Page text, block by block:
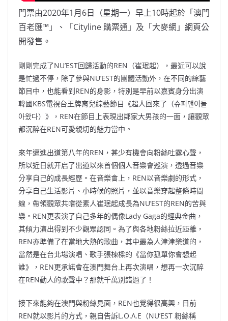
門票由2020年1月6日（星期一）早上10時起於「澳門
百老匯™」、「Cityline 購票通」及「大麥網」網頁公
開發售。
剛剛完成了NU’EST回歸活動的REN（崔珉起），最近可以說
是忙過不停，除了參與NU’EST的團體活動外，在不同的綜藝
節目中，也能看到REN的身影，特別是早前以嘉賓身分出演
韓國KBS電視台王牌育兒綜藝節目《超人回來了（슈퍼맨이돌
아왔다）》，REN在節目上表現出鄰家大男孩的一面，讓觀眾
都沉醉在REN可愛親切的魅力當中。
來年邁進出道第八年的REN，甚少有機會向粉絲吐露心聲，
所以近日就开启了出道以來首個個人音樂會巡演，透過音樂
分享自己的成長經歷。在音樂會上，REN以音樂劇的形式，
分享自己生活影片、小時候的照片，並以音樂穿起整條時間
線，帶領觀眾共嚐從素人崔珉起成長為NU’EST的REN的苦與
樂。REN更表演了自己多年的偶像Lady Gaga的經典金曲，
其傾力演出得到不少觀眾認同。為了與各地粉絲拉近距離，
REN亦準備了在當地大熱的歌曲，其中最為人津津樂道的，
當然是在台北場演唱、歌手張棟樑的《當你孤單你會想起
誰》，REN更承諾會在澳門舞台上再次演唱，想再一次沉醉
在REN動人的歌聲中？那就千萬別錯過了！
接下來能夠在澳門與粉絲見面，REN也覺得很高興，日前
REN就以影片的方式，親自告訴L.O.Λ.E（NU’EST 粉絲稱